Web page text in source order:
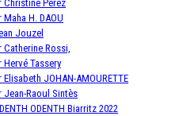
Christine Perez
Maha H. DAOU
Jouzel
Catherine Rossi,
Hervé Tassery
Elisabeth JOHAN-AMOURETTE
Jean-Raoul Sintès
ODENTH Biarritz 2022